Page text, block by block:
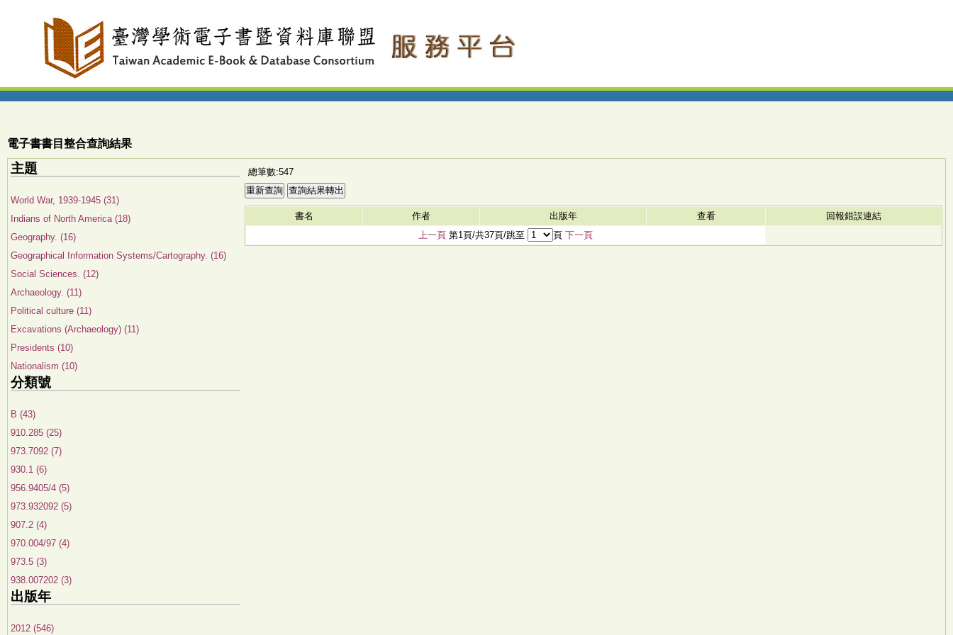
電子書書目整合查詢結果
主題
World War, 1939-1945 (31)
Indians of North America (18)
Geography. (16)
Geographical Information Systems/Cartography. (16)
Social Sciences. (12)
Archaeology. (11)
Political culture (11)
Excavations (Archaeology) (11)
Presidents (10)
Nationalism (10)
分類號
B (43)
910.285 (25)
973.7092 (7)
930.1 (6)
956.9405/4 (5)
973.932092 (5)
907.2 (4)
970.004/97 (4)
973.5 (3)
938.007202 (3)
出版年
2012 (546)
總筆數:547
書名 作者 出版年 查看
回報錯誤連結
上一頁 第1頁/共37頁/跳至 頁 下一頁